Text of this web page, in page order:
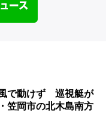
で動けず 巡視艇が
笠岡市の北木島南方